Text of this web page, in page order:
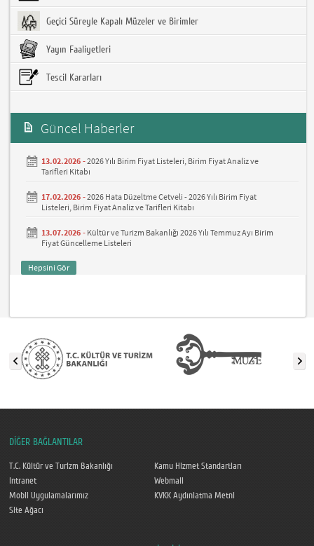
Geçici Süreyle Kapalı Müzeler ve Birimler
Yayın Faaliyetleri
Tescil Kararları
Güncel Haberler
13.02.2026 -2026 Yılı Birim Fiyat Listeleri, Birim Fiyat Analiz ve
Tarifleri Kitabı
17.02.2026 -2026 Hata Düzeltme Cetveli - 2026 Yılı Birim Fiyat
Listeleri, Birim Fiyat Analiz ve Tarifleri Kitabı
13.07.2026 - Kültür ve Turizm Bakanlığı 2026 Yılı Temmuz Ayı Birim
Fiyat Güncelleme Listeleri
Hepsini Gör
DİĞER BAĞLANTILAR
T.C. Kültür ve Turizm Bakanlığı
Kamu Hizmet Standartları
Intranet
Webmail
Mobil Uygulamalarımız
KVKK Aydınlatma Metni
Site Ağacı